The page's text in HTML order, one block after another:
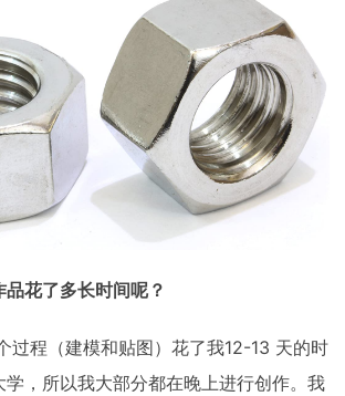
花了多长时间呢？
个过程（建模和贴图）花了我12-13 天的时
学，所以我大部分都在晚上进行创作。我